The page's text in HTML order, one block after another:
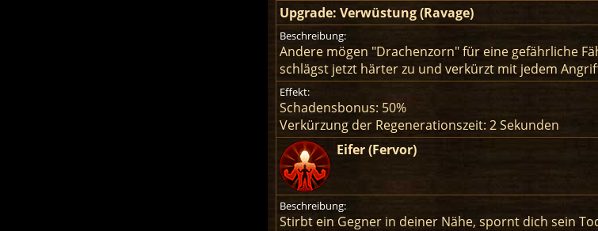
Upgrade: Verwüstung (Ravage)
Beschreibung:
Andere mögen "Drachenzorn" für eine gefährliche
schlägst jetzt härter zu und verkürzt mit jedem
Effekt:
Schadensbonus: 50%
Verkürzung der Regenerationszeit: 2 Sekunden
Eifer (Fervor)
Beschreibung:
Stirbt ein Gegner in deiner Nähe, spornt dich sein